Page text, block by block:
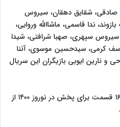
صادقی، شقایق دهقان، سیروس
ندا قاسمی، ماشاالله وروایی،
سپهری، صهبا شرافتی، شیدا
کرمی، سیدحسین موسوی، آتنا
و نارین ایوبی بازیگران این سریال